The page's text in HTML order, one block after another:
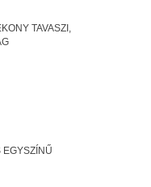
TAVASZI,
EGYSZÍNŰ